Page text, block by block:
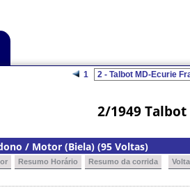
1
2/1949
/ Motor (Biela) (95 Voltas)
Resumo Horário Resumo da corrida